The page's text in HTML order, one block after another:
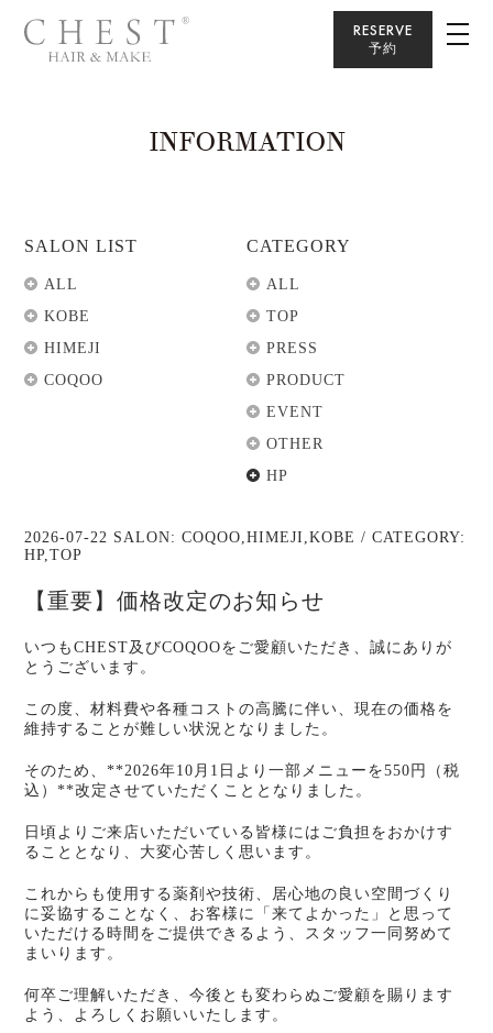
RESERVE
予約
INFORMATION
SALON LIST
ALL
KOBE
HIMEJI
COQOO
CATEGORY
ALL
TOP
PRESS
PRODUCT
EVENT
OTHER
HP
2026-07-22 SALON:COQOO ,HIMEJI ,KOBE / CATEGORY:
HP,TOP
【重要】価格改定のお知らせ
いつもCHEST及びCOQOOをご愛顧いただき、誠にありが
とうございます。
この度、材料費や各種コストの高騰に伴い、現在の価格を
維持することが難しい状況となりました。
そのため、**2026年10月1日より一部メニューを550円（税
込）**改定させていただくこととなりました。
日頃よりご来店いただいている皆様にはご負担をおかけす
ることとなり、大変心苦しく思います。
これからも使用する薬剤や技術、居心地の良い空間づくり
に妥協することなく、お客様に「来てよかった」と思って
いただける時間をご提供できるよう、スタッフ一同努めて
まいります。
何卒ご理解いただき、今後とも変わらぬご愛顧を賜ります
よう、よろしくお願いいたします。